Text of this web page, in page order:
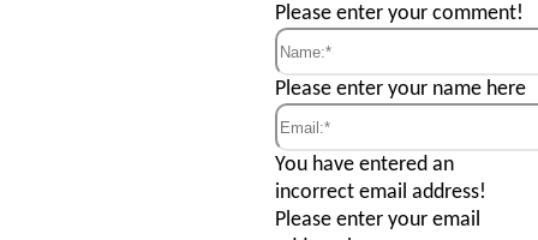
Comment:
Please enter your comment!
Name:*
Please enter your name here
Email:*
You have entered an
incorrect email address!
Please enter your email